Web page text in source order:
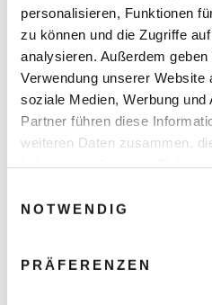
personalisieren, Funktionen
zu können und die Zugriffe
analysieren. Außerdem
Verwendung unserer Website
soziale Medien, Werbung
Partner führen diese
weiteren Daten zusammen,
NOTWENDIG
PRÄFERENZEN